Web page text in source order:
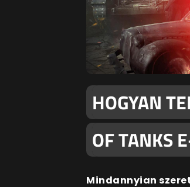
HOGYAN
OF TANKS
Mindannyian